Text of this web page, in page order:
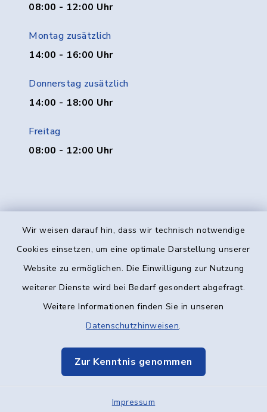
Wir weisen darauf hin, dass wir technisch notwendige
Cookies einsetzen, um eine optimale Darstellung unserer
Website zu ermöglichen. Die Einwilligung zur Nutzung
weiterer Dienste wird bei Bedarf gesondert abgefragt.
Weitere Informationen finden Sie in unseren
Datenschutzhinweisen.
Zur Kenntnis genommen
Impressum
08:00 - 12:00 Uhr
Montag zusätzlich
14:00 - 16:00 Uhr
Donnerstag zusätzlich
14:00 - 18:00 Uhr
Freitag
08:00 - 12:00 Uhr
Kontakt
Datenschutz
Elektronische Kommunikation
Sitemap